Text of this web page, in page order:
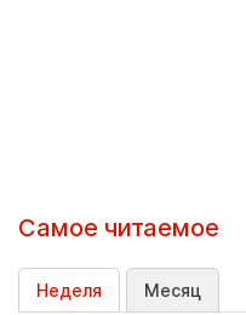
Самое читаемое
Неделя Месяц